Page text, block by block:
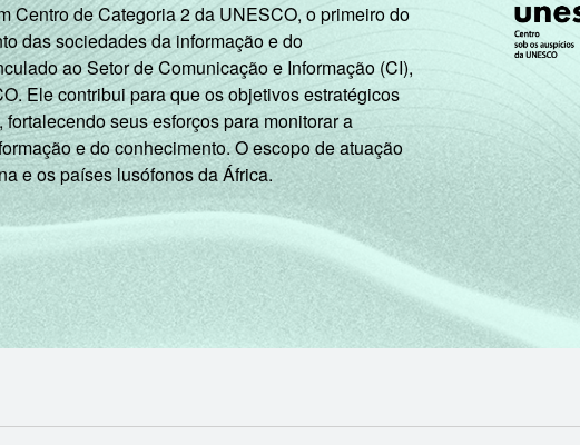
27 63
18 55 66
26 58 73
26 73
29 68
24 55 59
Centro de Categoria 2 da UNESCO, o primeiro do
das sociedades da informação e do
ao Setor de Comunicação e Informação (CI),
Ele contribui para que os objetivos estratégicos
seus esforços para monitorar a
e do conhecimento. O escopo de atuação
e os países lusófonos da África.